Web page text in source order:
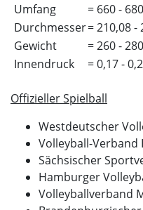
Umfang
= 660 -
Durchmesser= 210,08 -
Gewicht
= 260 -
Innendruck
= 0,17 -
Offizieller Spielball
Westdeutscher
Volleyball-Verband
Sächsischer
Hamburger
Volleyballverband